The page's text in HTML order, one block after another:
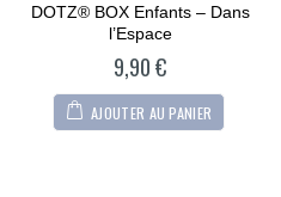
0
of
DOTZ® BOX Enfants – Dans
l’Espace
9,90€
AJOUTER AU PANIER